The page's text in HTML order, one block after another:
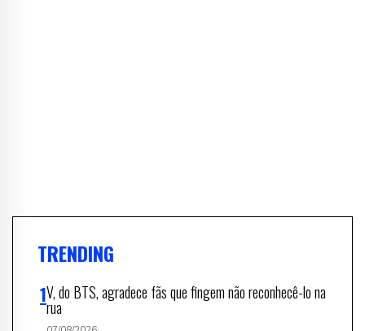
TRENDING
V, do BTS, agradece fãs que fingem não reconhecê-lo na
rua